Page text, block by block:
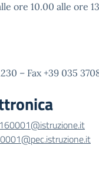
ore 10.00 alle ore
– Fax +39 035